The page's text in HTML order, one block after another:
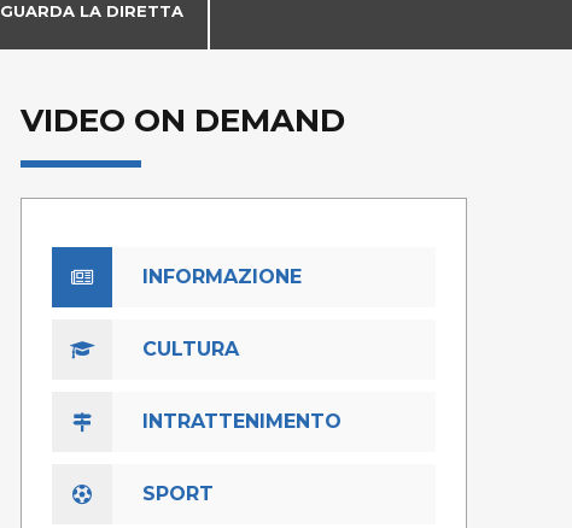
GUARDA LA DIRETTA
VIDEO ON DEMAND
INFORMAZIONE
CULTURA
INTRATTENIMENTO
SPORT